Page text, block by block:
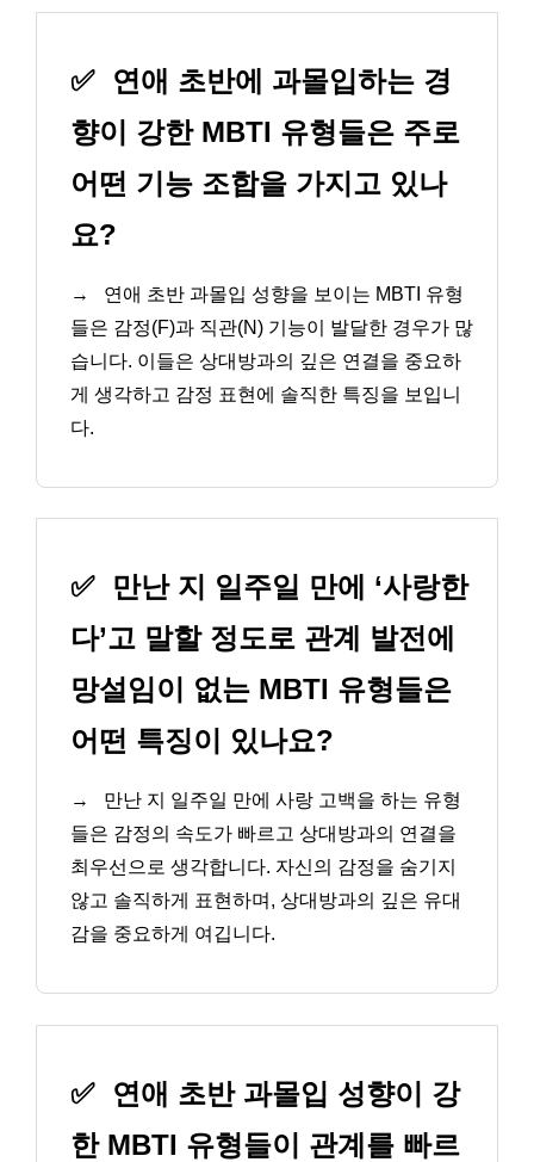
✅
연애 초반에 과몰입하는 경
향이 강한 MBTI 유형들은 주로
어떤 기능 조합을 가지고 있나
요?
→
연애 초반 과몰입 성향을 보이는 MBTI 유형
들은 감정(F)과 직관(N) 기능이 발달한 경우가 많
습니다. 이들은 상대방과의 깊은 연결을 중요하
게 생각하고 감정 표현에 솔직한 특징을 보입니
다.
✅
만난 지 일주일 만에 ‘사랑한
다’고 말할 정도로 관계 발전에
망설임이 없는 MBTI 유형들은
어떤 특징이 있나요?
→
만난 지 일주일 만에 사랑 고백을 하는 유형
들은 감정의 속도가 빠르고 상대방과의 연결을
최우선으로 생각합니다. 자신의 감정을 숨기지
않고 솔직하게 표현하며, 상대방과의 깊은 유대
감을 중요하게 여깁니다.
✅
연애 초반 과몰입 성향이 강
한 MBTI 유형들이 관계를 빠르